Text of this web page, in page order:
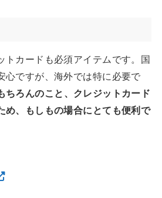
トカードも必須アイテムです。国
心ですが、海外では特に必要で
ちろんのこと、クレジットカード
め、もしもの場合にとても便利で